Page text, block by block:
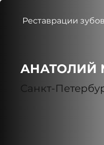
Санкт-
АНАТОЛИЙ
Реставрации зубов